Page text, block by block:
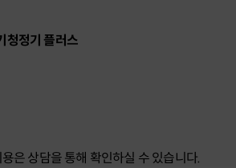
청정기 플러스
은 상담을 통해 확인하실 수 있습니다.